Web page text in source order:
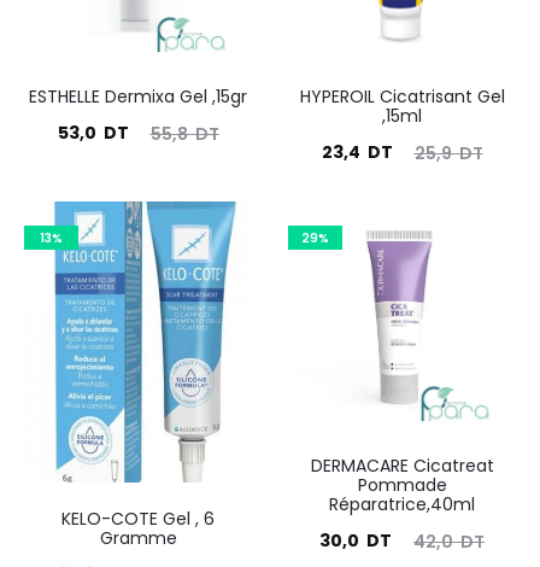
ESTHELLE Dermixa Gel ,15gr
55,8DT
Le
initial
était :
55,8
DT.
53,0 DT
actuel
est :
53,0
HYPEROIL Cicatrisant Gel
,15ml
25,9DT
Le
était :
25,9
DT.
23,4 DT
actuel
13%
KELO-COTE Gel , 6
Gramme
29%
DERMACARE Cicatreat
Pommade
Réparatrice,40ml
42,0DT
Le
30,0 DT